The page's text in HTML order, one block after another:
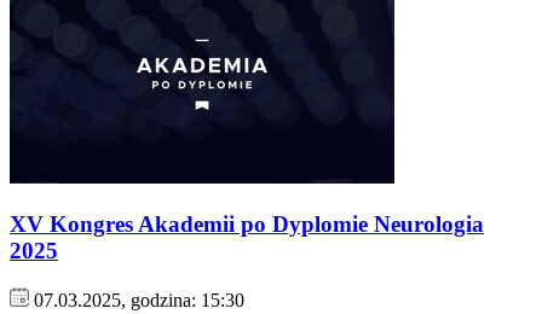
XV Kongres Akademii po Dyplomie Neurologia
2025
07.03.2025, godzina: 15:30